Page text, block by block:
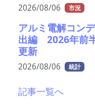
2026/08/06 市況
アルミ電解コン
出編 2026年前
更新
2026/08/06 統計
記事一覧へ